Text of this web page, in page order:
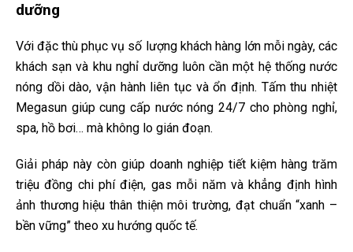
dưỡng
Với đặc thù phục vụ số lượng khách hàng lớn mỗi ngày, các
khách sạn và khu nghỉ dưỡng luôn cần một hệ thống nước
nóng dồi dào, vận hành liên tục và ổn định. Tấm thu nhiệt
Megasun giúp cung cấp nước nóng 24/7 cho phòng nghỉ,
spa, hồ bơi… mà không lo gián đoạn.
Giải pháp này còn giúp doanh nghiệp tiết kiệm hàng trăm
triệu đồng chi phí điện, gas mỗi năm và khẳng định hình
ảnh thương hiệu thân thiện môi trường, đạt chuẩn “xanh –
bền vững” theo xu hướng quốc tế.